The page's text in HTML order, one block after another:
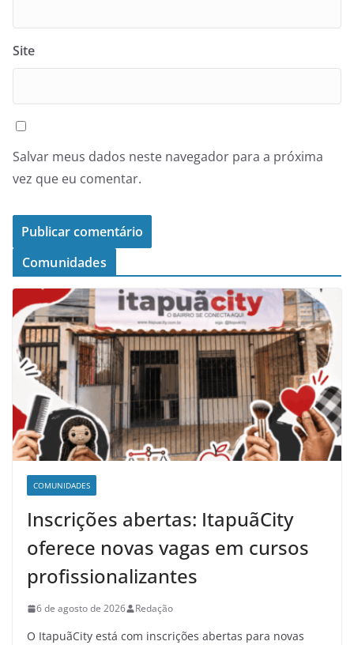
Site
Salvar meus dados neste navegador para a próxima
vez que eu comentar.
Comunidades
COMUNIDADES
Inscrições abertas: ItapuãCity
oferece novas vagas em cursos
profissionalizantes
6 de agosto de 2026 Redação
O ItapuãCity está com inscrições abertas para novas